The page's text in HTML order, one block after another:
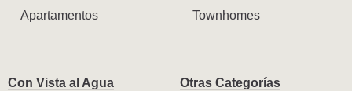
Apartamentos
Townhomes
Con Vista al Agua
Otras Categorías